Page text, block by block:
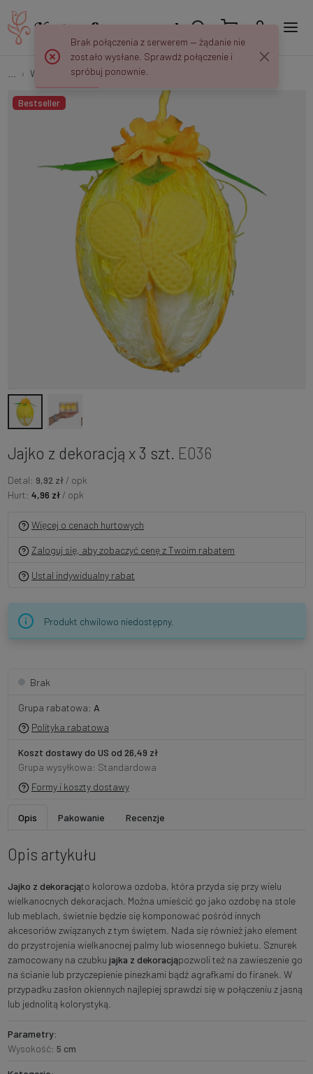
Wiszące Jajko z dekoracją x 3 szt. E036
Bestseller
Jajko z dekoracją x 3 szt. E036
Detal: 9,92 zł / opk
Hurt: 4,96 zł / opk
Więcej o cenach hurtowych
Zaloguj się, aby zobaczyć cenę z Twoim rabatem
Ustal indywidualny rabat
Produkt chwilowo niedostępny.
Brak
Grupa rabatowa: A
Polityka rabatowa
Koszt dostawy do US od 26,49 zł
Grupa wysyłkowa: Standardowa
Formy i koszty dostawy
Opis Pakowanie Recenzje
Opis artykułu
Jajko z dekoracjąto kolorowa ozdoba, która przyda się przy wielu
wielkanocnych dekoracjach. Można umieścić go jako ozdobę na stole
lub meblach, świetnie będzie się komponować pośród innych
akcesoriów związanych z tym świętem. Nada się również jako element
do przystrojenia wielkanocnej palmy lub wiosennego bukietu. Sznurek
zamocowany na czubku jajka z dekoracjąpozwoli też na zawieszenie go
na ścianie lub przyczepienie pinezkami bądź agrafkami do firanek. W
przypadku zasłon okiennych najlepiej sprawdzi się w połączeniu z jasną
lub jednolitą kolorystyką.
Parametry:
Wysokość: 5 cm
Brak połączenia z serwerem — żądanie nie
zostało wysłane. Sprawdź połączenie i
spróbuj ponownie.